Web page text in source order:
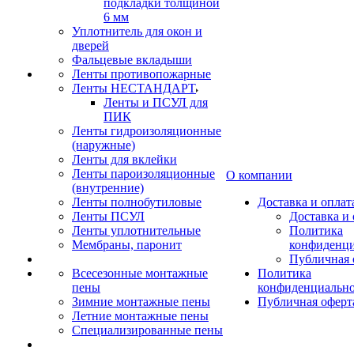
подкладки толщиной
6 мм
Уплотнитель для окон и
дверей
Фальцевые вкладыши
Ленты противопожарные
Ленты НЕСТАНДАРТ
Ленты и ПСУЛ для
ПИК
Ленты гидроизоляционные
(наружные)
Ленты для вклейки
Ленты пароизоляционные
(внутренние)
Ленты полнобутиловые
Ленты ПСУЛ
Ленты уплотнительные
Мембраны, паронит
Всесезонные монтажные
пены
Зимние монтажные пены
Летние монтажные пены
Специализированные пены
О компании
Доставка и
Доставка и
Политика
Публичная
Политика
Публичная